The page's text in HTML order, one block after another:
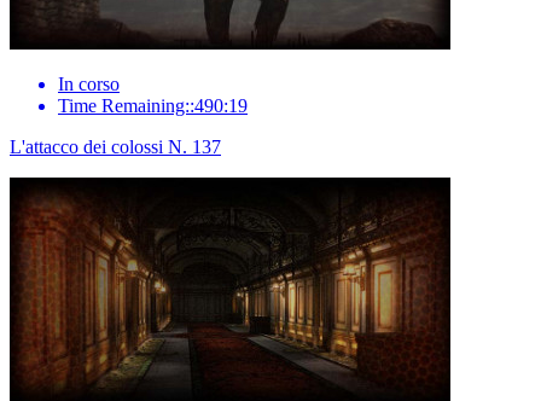
In corso
Time Remaining::490:19
L'attacco dei colossi N. 137